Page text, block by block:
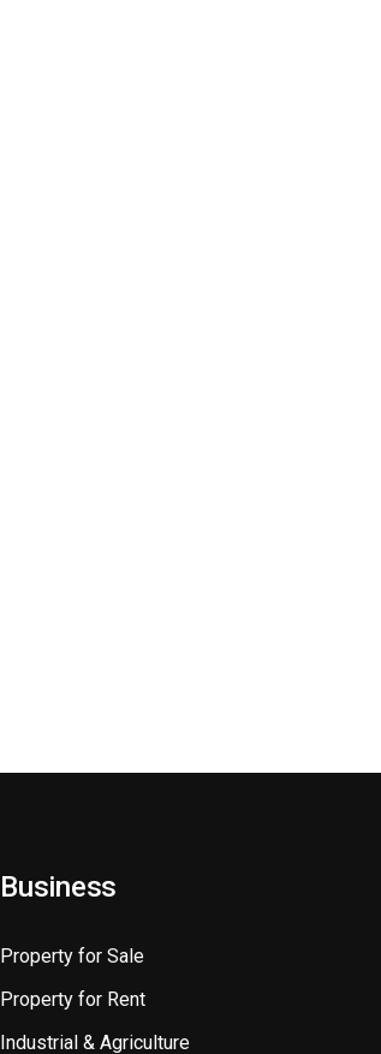
Business
Property for Sale
Property for Rent
Industrial & Agriculture